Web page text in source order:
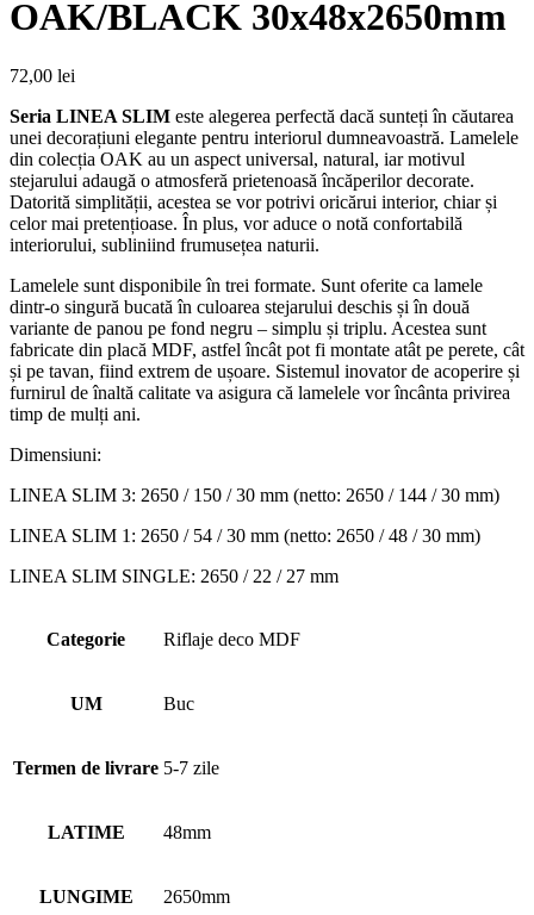
OAK/BLACK 30x48x2650mm
72,00 lei
Seria LINEA SLIM este alegerea perfectă dacă sunteți în căutarea
unei decorațiuni elegante pentru interiorul dumneavoastră. Lamelele
din colecția OAK au un aspect universal, natural, iar motivul
stejarului adaugă o atmosferă prietenoasă încăperilor decorate.
Datorită simplității, acestea se vor potrivi oricărui interior, chiar și
celor mai pretențioase. În plus, vor aduce o notă confortabilă
interiorului, subliniind frumusețea naturii.
Lamelele sunt disponibile în trei formate. Sunt oferite ca lamele
dintr-o singură bucată în culoarea stejarului deschis și în două
variante de panou pe fond negru – simplu și triplu. Acestea sunt
fabricate din placă MDF, astfel încât pot fi montate atât pe perete, cât
și pe tavan, fiind extrem de ușoare. Sistemul inovator de acoperire și
furnirul de înaltă calitate va asigura că lamelele vor încânta privirea
timp de mulți ani.
Dimensiuni:
LINEA SLIM 3: 2650 / 150 / 30 mm (netto: 2650 / 144 / 30 mm)
LINEA SLIM 1: 2650 / 54 / 30 mm (netto: 2650 / 48 / 30 mm)
LINEA SLIM SINGLE: 2650 / 22 / 27 mm
Categorie Riflaje deco MDF
UM Buc
Termen de livrare 5-7 zile
LATIME 48mm
LUNGIME 2650mm